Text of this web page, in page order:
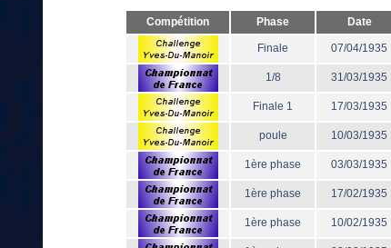
Compétition Phase Date
Finale 07/04/1935
1/8 31/03/1935
Finale 1 17/03/1935
poule 10/03/1935
1ère phase 03/03/1935
1ère phase 17/02/1935
1ère phase 10/02/1935